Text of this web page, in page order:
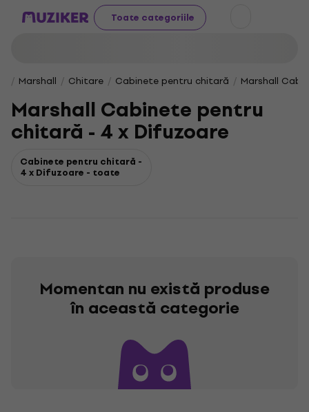
Toate categoriile
Marshall Chitare Cabinete pentru chitară Marshall
Marshall Cabinete pentru
chitară - 4 x Difuzoare
Cabinete pentru chitară -
4 x Difuzoare - toate
Momentan nu există produse
în această categorie